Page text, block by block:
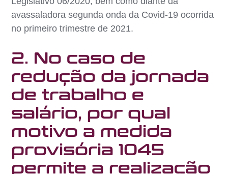
avassaladora segunda onda da Covid-19 ocorrida
no primeiro trimestre de 2021.
2. No caso de
redução da jornada
de trabalho e
salário, por qual
motivo a medida
provisória 1045
permite a realização